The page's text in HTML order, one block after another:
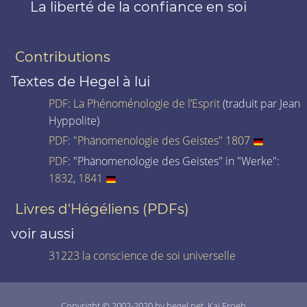
La liberté de la confiance en soi
Contributions
Textes de Hegel à lui
PDF: La Phénoménologie de l’Esprit(traduit par Jean
Hyppolite)
PDF: "Phänomenologie des Geistes" 1807
PDF: "Phänomenologie des Geistes" in "Werke":
1832, 1841
Livres d'Hégéliens (PDFs)
voir aussi
31223 la conscience de soi universelle